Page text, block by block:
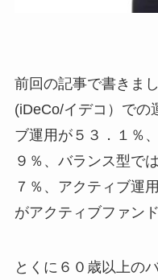
前回の記事で書きま
(iDeCo/イデコ）での
ブ運用が５３．１％
９％、バランス型で
７％、アクティブ運
がアクティブファン
とくに６０歳以上の